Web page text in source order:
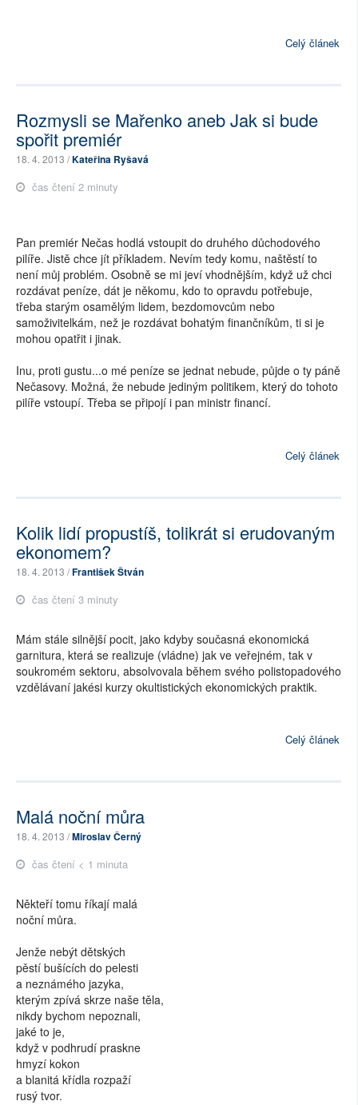
Celý článek
Rozmysli se Mařenko aneb Jak si bude
spořit premiér
18. 4. 2013 /Kateřina Ryšavá
čas čtení 2 minuty
Pan premiér Nečas hodlá vstoupit do druhého důchodového
pilíře. Jistě chce jít příkladem. Nevím tedy komu, naštěstí to
není můj problém. Osobně se mi jeví vhodnějším, když už chci
rozdávat peníze, dát je někomu, kdo to opravdu potřebuje,
třeba starým osamělým lidem, bezdomovcům nebo
samoživitelkám, než je rozdávat bohatým finančníkům, ti si je
mohou opatřit i jinak.
Inu, proti gustu...o mé peníze se jednat nebude, půjde o ty páně
Nečasovy. Možná, že nebude jediným politikem, který do tohoto
pilíře vstoupí. Třeba se připojí i pan ministr financí.
Celý článek
Kolik lidí propustíš, tolikrát si erudovaným
ekonomem?
18. 4. 2013 /František Štván
čas čtení 3 minuty
Mám stále silnější pocit, jako kdyby současná ekonomická
garnitura, která se realizuje (vládne) jak ve veřejném, tak v
soukromém sektoru, absolvovala během svého polistopadového
vzdělávaní jakési kurzy okultistických ekonomických praktik.
Celý článek
Malá noční můra
18. 4. 2013 /Miroslav Černý
čas čtení < 1 minuta
Někteří tomu říkají malá
noční můra.
Jenže nebýt dětských
pěstí bušících do pelesti
a neznámého jazyka,
kterým zpívá skrze naše těla,
nikdy bychom nepoznali,
jaké to je,
když v podhrudí praskne
hmyzí kokon
a blanitá křídla rozpaží
rusý tvor.